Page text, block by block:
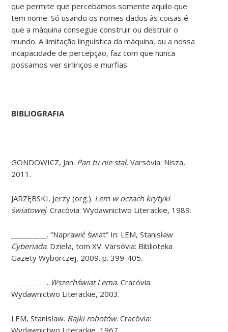
que permite que percebamos somente aquilo que
tem nome. Só usando os nomes dados às coisas é
que a máquina consegue construir ou destruir o
mundo. A limitação linguística da máquina, ou a nossa
incapacidade de percepção, faz com que nunca
possamos ver sirliriços e murfias.
BIBLIOGRAFIA
GONDOWICZ, Jan. Pan tu nie stał.Varsóvia: Nisza,
2011.
JARZĘBSKI, Jerzy (org.). Lem w oczach krytyki
światowej. Cracóvia: Wydawnictwo Literackie, 1989.
__________. “Naprawić świat” In: LEM, Stanisław
Cyberiada. Dzieła, tom XV. Varsóvia: Biblioteka
Gazety Wyborczej, 2009. p. 399-405.
__________. Wszechświat Lema.Cracóvia:
Wydawnictwo Literackie, 2003.
LEM, Stanisław. Bajki robotów. Cracóvia:
Wydawnictwo Literackie, 1967.